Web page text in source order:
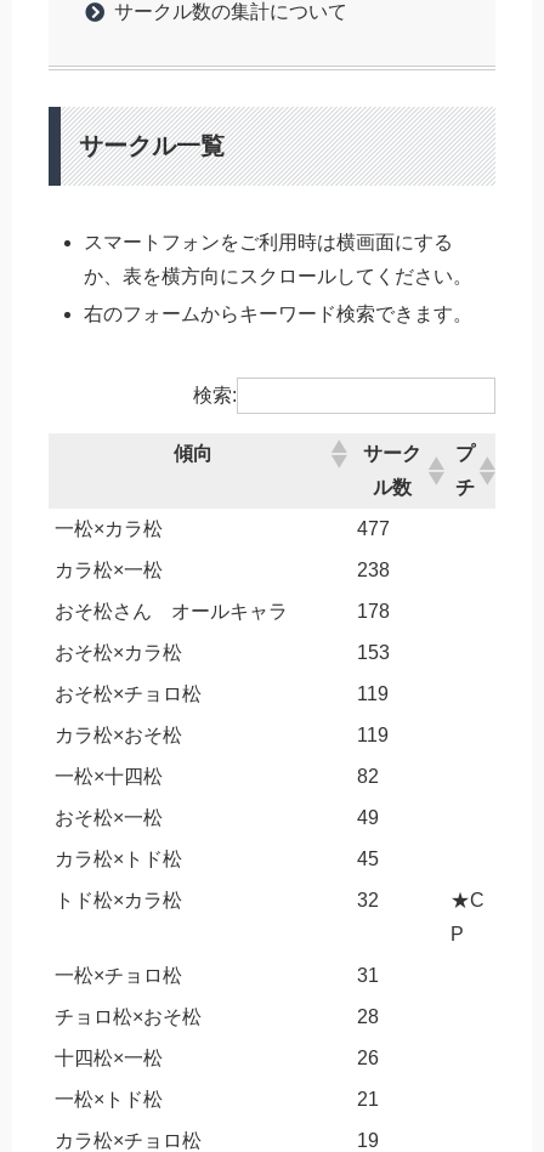
サークル数の集計について
サークル一覧
スマートフォンをご利用時は横画面にする
か、表を横方向にスクロールしてください。
右のフォームからキーワード検索できます。
検索:
傾向
サーク
ル数
プ
チ
一松×カラ松
477
カラ松×一松
238
おそ松さん オールキャラ
178
おそ松×カラ松
153
おそ松×チョロ松
119
カラ松×おそ松
119
一松×十四松
82
おそ松×一松
49
カラ松×トド松
45
トド松×カラ松
32
★C
P
一松×チョロ松
31
チョロ松×おそ松
28
十四松×一松
26
一松×トド松
21
カラ松×チョロ松
19